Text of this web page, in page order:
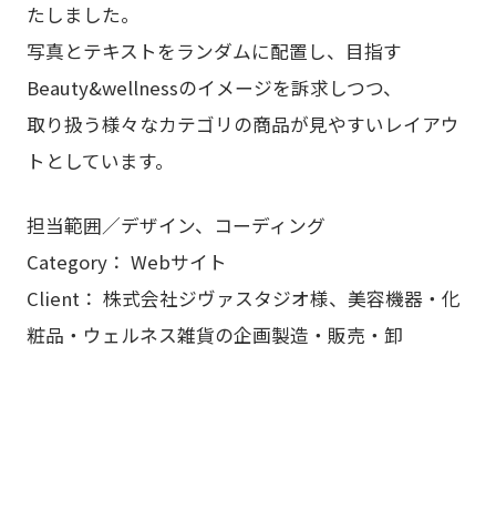
たしました。
写真とテキストをランダムに配置し、目指す
Beauty&wellnessのイメージを訴求しつつ、
取り扱う様々なカテゴリの商品が見やすいレイアウ
トとしています。
担当範囲／デザイン、コーディング
Category： Webサイト
Client： 株式会社ジヴァスタジオ様、美容機器・化
粧品・ウェルネス雑貨の企画製造・販売・卸